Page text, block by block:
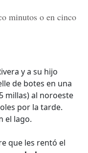
minutos o en cinco
y a su hijo
de botes en una
millas) al noroeste
por la tarde.
el lago.
que les rentó el